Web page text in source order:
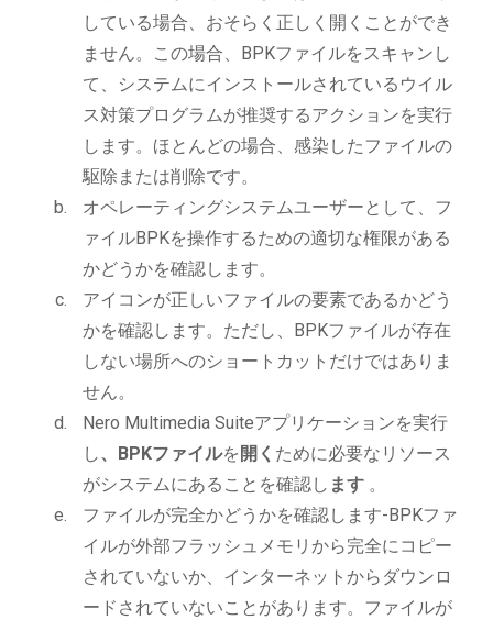
している場合、おそらく正しく開くことができ
ません。この場合、BPKファイルをスキャンし
て、システムにインストールされているウイル
ス対策プログラムが推奨するアクションを実行
します。ほとんどの場合、感染したファイルの
駆除または削除です。
オペレーティングシステムユーザーとして、フ
ァイルBPKを操作するための適切な権限がある
かどうかを確認します。
アイコンが正しいファイルの要素であるかどう
かを確認します。ただし、BPKファイルが存在
しない場所へのショートカットだけではありま
せん。
Nero Multimedia Suiteアプリケーションを実行
し、BPKファイルを 開く ために必要なリソース
がシステムにあることを確認し ます 。
ファイルが完全かどうかを確認します-BPKファ
イルが外部フラッシュメモリから完全にコピー
されていないか、インターネットからダウンロ
ードされていないことがあります。ファイルが